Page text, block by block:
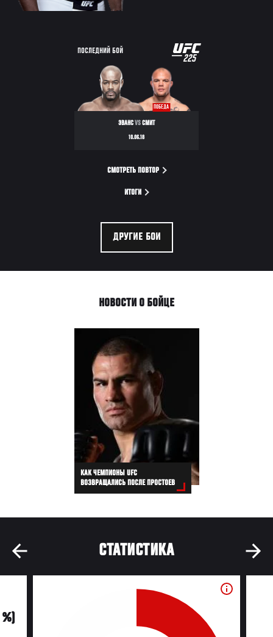
ПОСЛЕДНИЙ БОЙ
UFC
225225
ПОБЕДА
ЭВАНСVSСМИТ
10.06.18
СМОТРЕТЬ ПОВТОР
ИТОГИ
ДРУГИЕ БОИ
НОВОСТИ О БОЙЦЕ
КАК ЧЕМПИОНЫ UFC
ВОЗВРАЩАЛИСЬ ПОСЛЕ ПРОСТОЕВ
СТАТИСТИКА